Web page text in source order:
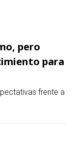
pero
para
frente a